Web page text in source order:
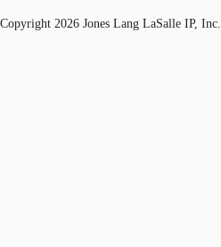
Copyright 2026 Jones Lang LaSalle IP, Inc.